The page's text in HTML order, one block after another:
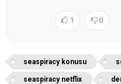
1 0
seaspiracy konusu
seaspiracy netflix